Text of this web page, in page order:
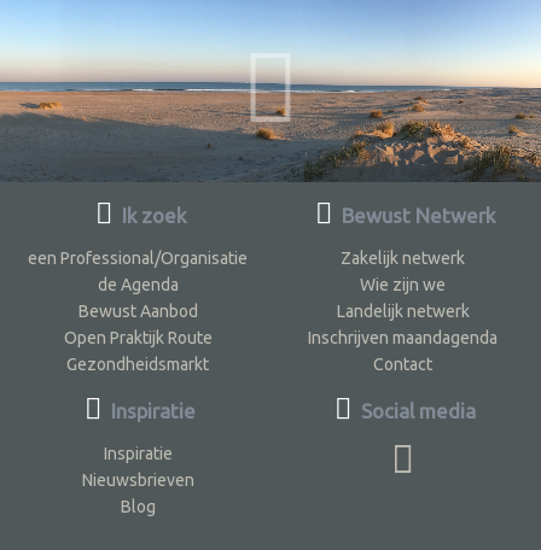
Ik zoek
een Professional/Organisatie
de Agenda
Bewust Aanbod
Open Praktijk Route
Gezondheidsmarkt
Inspiratie
Inspiratie
Nieuwsbrieven
Blog
Bewust Netwerk
Zakelijk netwerk
Wie zijn we
Landelijk netwerk
Inschrijven maandagenda
Contact
Social media